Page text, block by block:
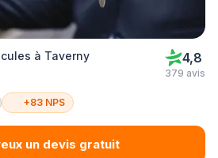
à Taverny 4,8
379 avis
+83 NPS
un devis gratuit